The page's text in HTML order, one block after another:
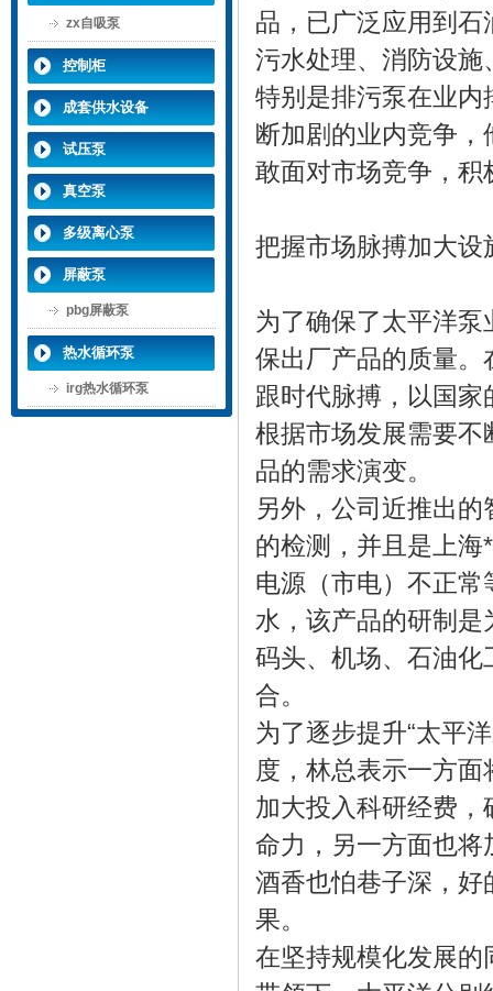
zx自吸泵
控制柜
成套供水设备
试压泵
真空泵
多级离心泵
屏蔽泵
pbg屏蔽泵
热水循环泵
irg热水循环泵
品，已广泛应用到
污水处理、消防设
特别是排污泵在业
断加剧的业内竞争，
敢面对市场竞争，
把握市场脉搏加大设
为了确保了太平洋
保出厂产品的质量
跟时代脉搏，以国
根据市场发展需要
品的需求演变。
另外，公司近推出
的检测，并且是上
电源（市电）不正
水，该产品的研制
码头、机场、石油
合。
为了逐步提升“太平
度，林总表示一方面
加大投入科研经费
命力，另一方面也
酒香也怕巷子深，
果。
在坚持规模化发展